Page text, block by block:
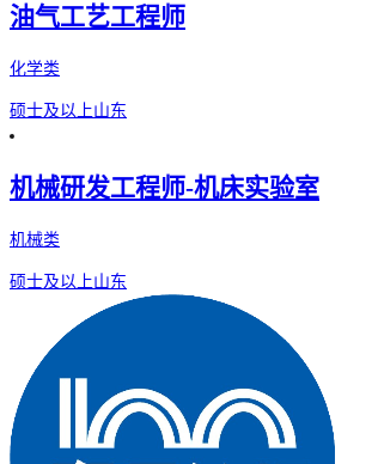
油气工艺工程师
化学类
硕士及以上山东
机械研发工程师-机床实验室
机械类
硕士及以上山东